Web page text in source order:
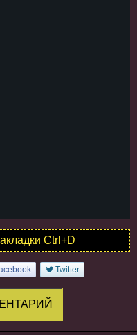
Ctrl+D
Twitter